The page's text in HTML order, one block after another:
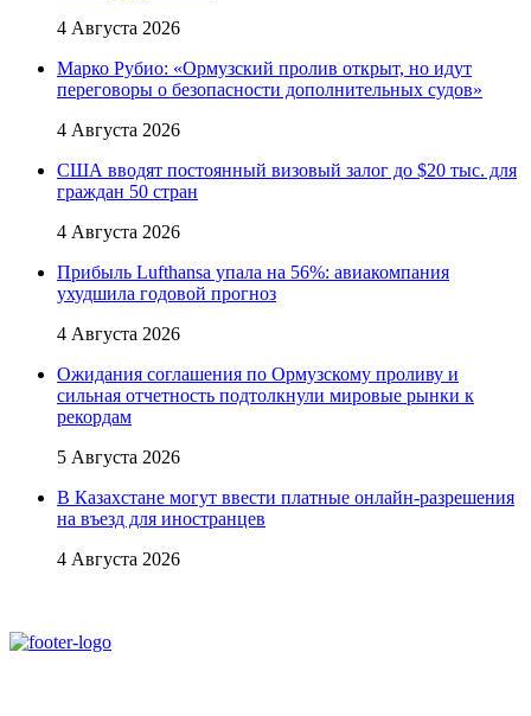
4 Августа 2026
Марко Рубио: «Ормузский пролив открыт, но идут
переговоры о безопасности дополнительных судов»
4 Августа 2026
США вводят постоянный визовый залог до $20 тыс. для
граждан 50 стран
4 Августа 2026
Прибыль Lufthansa упала на 56%: авиакомпания
ухудшила годовой прогноз
4 Августа 2026
Ожидания соглашения по Ормузскому проливу и
сильная отчетность подтолкнули мировые рынки к
рекордам
5 Августа 2026
В Казахстане могут ввести платные онлайн-разрешения
на въезд для иностранцев
4 Августа 2026